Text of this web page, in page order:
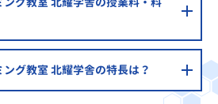
グ教室 北耀学舎の特長は？